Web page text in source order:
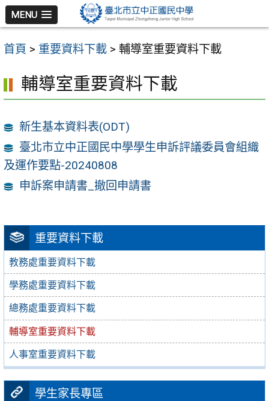
跳
至
主
內
容
MENU
首頁 > 重要資料下載 > 輔導室重要資料下載
重要資料下載
教務處重要資料下載
學務處重要資料下載
總務處重要資料下載
輔導室重要資料下載
人事室重要資料下載
學生家長專區
輔導室重要資料下載
新生基本資料表(ODT)
臺北市立中正國民中學學生申訴評議委員會組織
及運作要點-20240808
申訴案申請書_撤回申請書